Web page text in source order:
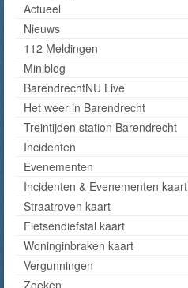
Actueel
Nieuws
112 Meldingen
Miniblog
BarendrechtNU Live
Het weer in Barendrecht
Treintijden station Barendrecht
Incidenten
Evenementen
Incidenten & Evenementen kaart
Straatroven kaart
Fietsendiefstal kaart
Woninginbraken kaart
Vergunningen
Zoeken